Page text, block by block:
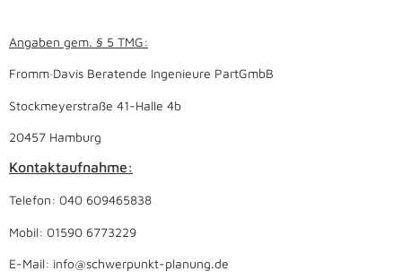
Angaben gem. § 5 TMG:
Fromm·Davis Beratende Ingenieure PartGmbB
Stockmeyerstraße 41-Halle 4b
20457 Hamburg
Kontaktaufnahme:
Telefon: 040 609465838
Mobil: 01590 6773229
E-Mail: info@schwerpunkt-planung.de